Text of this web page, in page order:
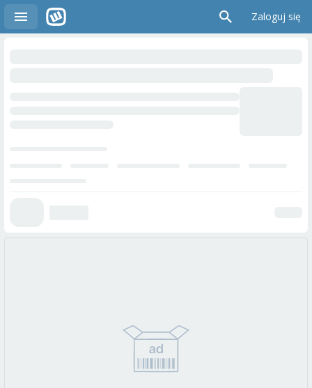
Zaloguj się